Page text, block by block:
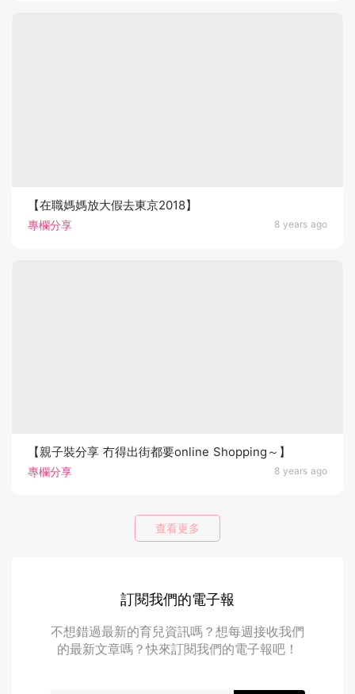
專欄分享 8 years ago
【在職媽媽放大假去東京2018】
專欄分享 8 years ago
【親子裝分享 冇得出街都要online Shopping～】
查看更多
訂閱我們的電子報
不想錯過最新的育兒資訊嗎？想每週接收我們
的最新文章嗎？快來訂閱我們的電子報吧！